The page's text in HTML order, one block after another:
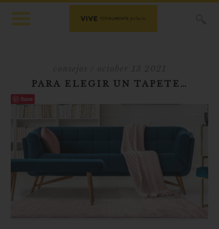
PARA ELEGIR UN TAPETE…
Save